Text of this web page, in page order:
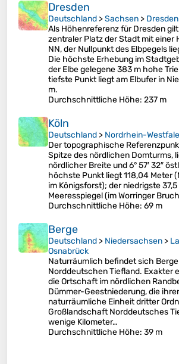
Dresden
Deutschland >Sachsen > Dresden
Als Höhenreferenz für Dresden
zentraler Platz der Stadt mit einer
NN, der Nullpunkt des Elbpegels
Die höchste Erhebung im
der Elbe gelegene 383 m hohe
tiefste Punkt liegt am Elbufer in
m.
Durchschnittliche Höhe: 237 m
Köln
Deutschland > Nordrhein-
Der topographische
Spitze des nördlichen Domturms,
nördlicher Breite und 6° 57′ 32″
höchste Punkt liegt 118,04 Meter
im Königsforst); der niedrigste
Meeresspiegel (im Worringer
Durchschnittliche Höhe: 69 m
Berge
Deutschland > Niedersachsen >
Osnabrück
Naturräumlich befindet sich
Norddeutschen Tiefland. Exakter
die Ortschaft im nördlichen
Dümmer-Geestniederung, die
naturräumliche Einheit dritter
Großlandschaft Norddeutsches
wenige Kilometer…
Durchschnittliche Höhe: 39 m